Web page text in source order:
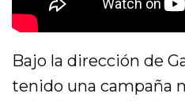
Bajo la dirección de
tenido una campaña